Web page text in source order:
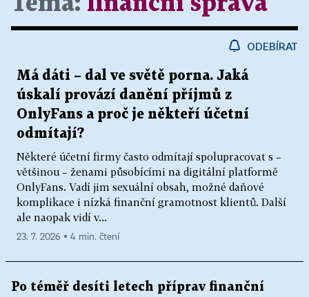
ODEBÍRAT
Má dáti – dal ve světě porna. Jaká
úskalí provází danění příjmů z
OnlyFans a proč je někteří účetní
odmítají?
Některé účetní firmy často odmítají spolupracovat s –
většinou – ženami působícími na digitální platformě
OnlyFans. Vadí jim sexuální obsah, možné daňové
komplikace i nízká finanční gramotnost klientů. Další
ale naopak vidí v...
23. 7. 2026 ▪ 4 min. čtení
Po téměř desíti letech příprav finanční